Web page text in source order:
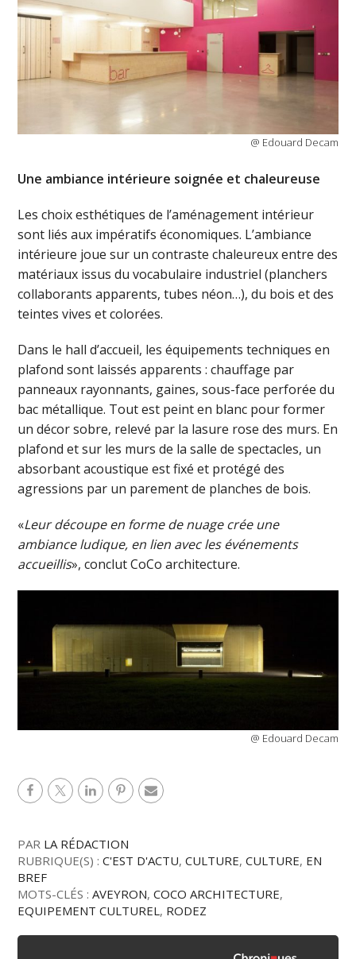
@ Edouard Decam
Une ambiance intérieure soignée et chaleureuse
Les choix esthétiques de l’aménagement intérieur
sont liés aux impératifs économiques. L’ambiance
intérieure joue sur un contraste chaleureux entre des
matériaux issus du vocabulaire industriel (planchers
collaborants apparents, tubes néon…), du bois et des
teintes vives et colorées.
Dans le hall d’accueil, les équipements techniques en
plafond sont laissés apparents : chauffage par
panneaux rayonnants, gaines, sous-face perforée du
bac métallique. Tout est peint en blanc pour former
un décor sobre, relevé par la lasure rose des murs. En
plafond et sur les murs de la salle de spectacles, un
absorbant acoustique est fixé et protégé des
agressions par un parement de planches de bois.
«Leur découpe en forme de nuage crée une
ambiance ludique, en lien avec les événements
accueillis», conclut CoCo architecture.
@ Edouard Decam
PAR LA RÉDACTION
RUBRIQUE(S) :C'EST D'ACTU,CULTURE,CULTURE, EN
BREF
MOTS-CLÉS :AVEYRON,COCO ARCHITECTURE,
EQUIPEMENT CULTUREL , RODEZ